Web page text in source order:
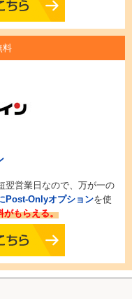
料
翌営業日なので、万が一の
Post-Onlyオプションを使
がもらえる。